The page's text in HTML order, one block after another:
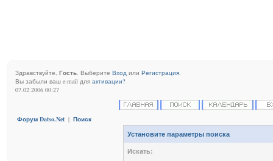
Здравствуйте, Гость. Выберите Вход или Регистрация.
Вы забыли ваш e-mail для активации?
07.02.2006 00:27
Форум Datso.Net | Поиск
Установите параметры поиска
Искать: